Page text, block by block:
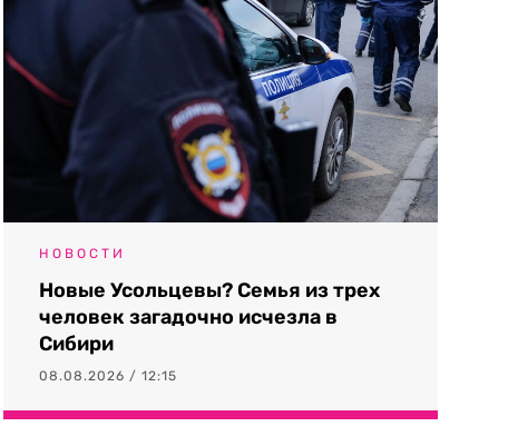
НОВОСТИ
Новые Усольцевы? Семья из трех
человек загадочно исчезла в
Сибири
08.08.2026 / 12:15